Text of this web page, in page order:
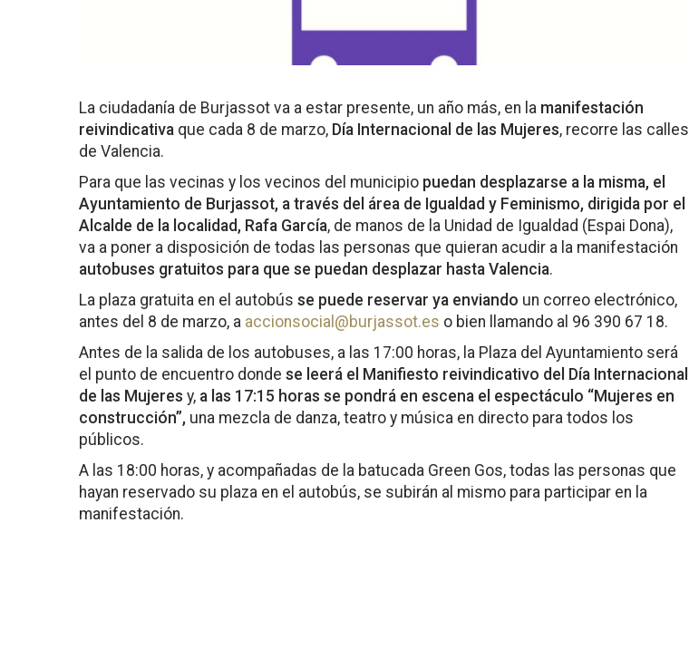
La ciudadanía de Burjassot va a estar presente, un año más, en la manifestación
reivindicativa que cada 8 de marzo, Día Internacional de las Mujeres, recorre las calles
de Valencia.
Para que las vecinas y los vecinos del municipio puedan desplazarse a la misma, el
Ayuntamiento de Burjassot, a través del área de Igualdad y Feminismo, dirigida por el
Alcalde de la localidad, Rafa García, de manos de la Unidad de Igualdad (Espai Dona),
va a poner a disposición de todas las personas que quieran acudir a la manifestación
autobuses gratuitos para que se puedan desplazar hasta Valencia.
La plaza gratuita en el autobús se puede reservar ya enviando un correo electrónico,
antes del 8 de marzo, a accionsocial@burjassot.es o bien llamando al 96 390 67 18.
Antes de la salida de los autobuses, a las 17:00 horas, la Plaza del Ayuntamiento será
el punto de encuentro donde se leerá el Manifiesto reivindicativo del Día Internacional
de las Mujeres y, a las 17:15 horas se pondrá en escena el espectáculo “Mujeres en
construcción”, una mezcla de danza, teatro y música en directo para todos los
públicos.
A las 18:00 horas, y acompañadas de la batucada Green Gos, todas las personas que
hayan reservado su plaza en el autobús, se subirán al mismo para participar en la
manifestación.